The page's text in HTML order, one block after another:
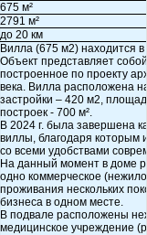
675 м²
2791 м²
до 20 км
Вилла (675 м2) находится
Объект представляет
построенное по проекту
века. Вилла расположена
застройки – 420 м2,
построек - 700 м².
В 2024 г. была завершена
виллы, благодаря которым
со всеми удобствами
На данный момент в доме
одно коммерческое
проживания нескольких
бизнеса в одном месте.
В подвале расположены
медицинское учреждение